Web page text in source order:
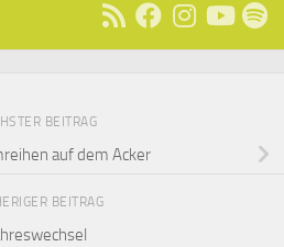
BEITRAG
auf dem Acker
BEITRAG